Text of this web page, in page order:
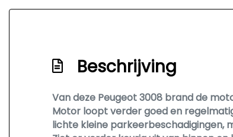
Beschrijving
Van deze Peugeot 3008 brand de
Motor loopt verder goed en
lichte kleine parkeerbeschadigingen,